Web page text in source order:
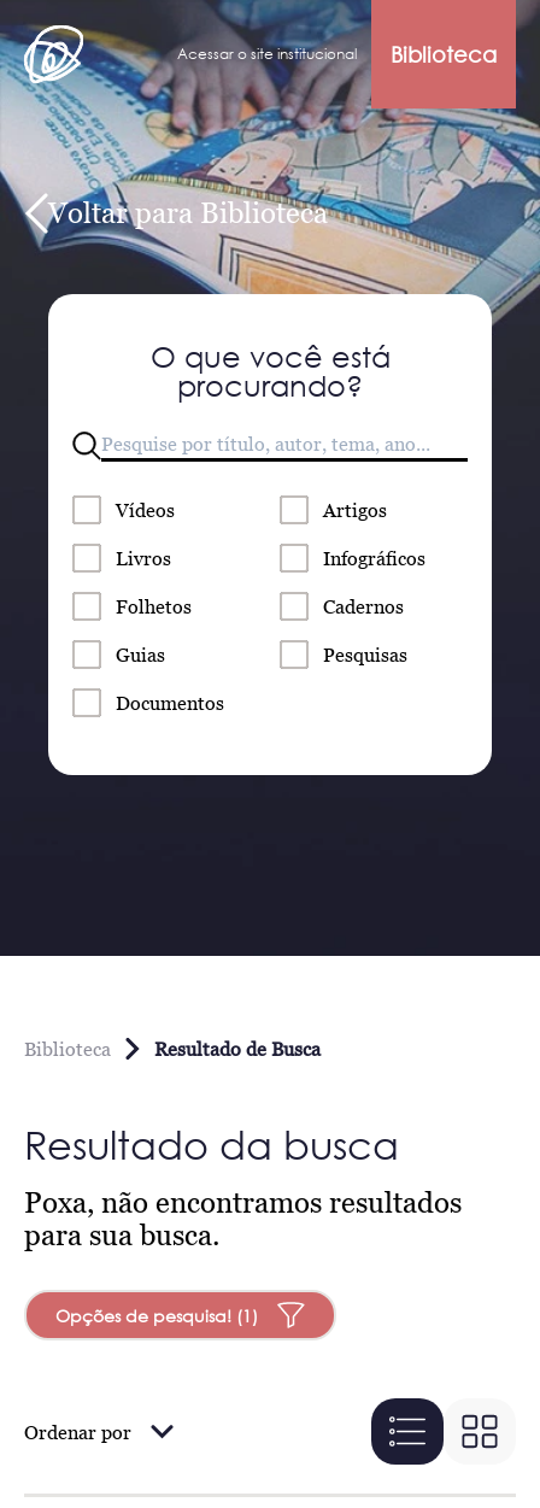
Acessar o site institucional Biblioteca
Voltar para Biblioteca
O que você está
procurando?
Vídeos Artigos
Livros Infográficos
Folhetos Cadernos
Guias Pesquisas
Documentos
Biblioteca Resultado de Busca
Resultado da busca
Poxa, não encontramos resultados
para sua busca.
Opções de pesquisa! (1)
Ordenar por